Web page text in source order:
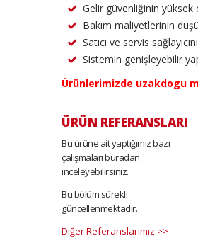
Gelir güvenliğinin yüksek
Bakım maliyetlerinin
Satıcı ve servis
Sistemin genişleyebilir
Ürünlerimizde uzakdogu
ÜRÜN REFERANSLARI
Bu ürüne ait yaptığımız bazı
çalışmaları buradan
inceleyebilirsiniz.
Bu bölüm sürekli
güncellenmektadir.
Diğer Referanslarımız >>